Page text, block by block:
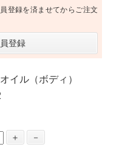
登録を済ませてからご注文
登録
イル（ボディ）
＋ －